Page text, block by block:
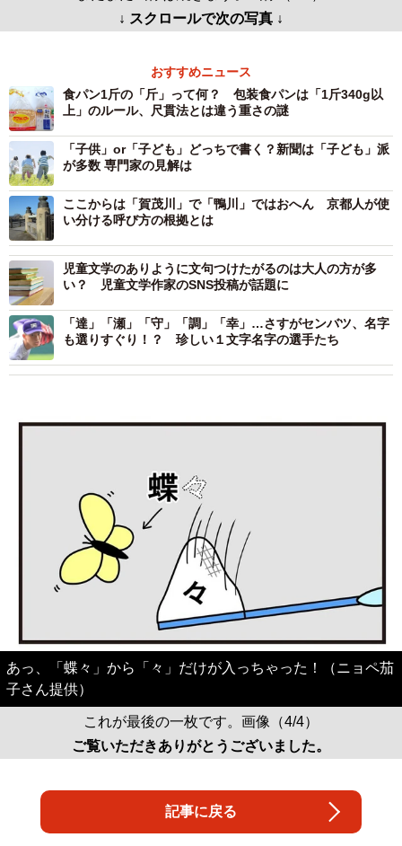
↓ スクロールで次の写真 ↓
おすすめニュース
食パン1斤の「斤」って何？ 包装食パンは「1斤340g以
上」のルール、尺貫法とは違う重さの謎
「子供」or「子ども」どっちで書く？新聞は「子ども」派
が多数 専門家の見解は
ここからは「賀茂川」で「鴨川」ではおへん 京都人が使
い分ける呼び方の根拠とは
児童文学のありように文句つけたがるのは大人の方が多
い？ 児童文学作家のSNS投稿が話題に
「達」「瀬」「守」「調」「幸」…さすがセンバツ、名字
も選りすぐり！？ 珍しい１文字名字の選手たち
あっ、「蝶々」から「々」だけが入っちゃった！（ニョペ茄
子さん提供）
これが最後の一枚です。画像（4/4）
ご覧いただきありがとうございました。
記事に戻る